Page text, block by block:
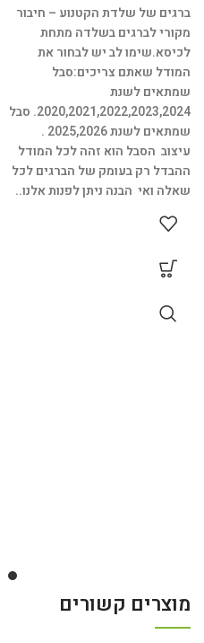
ברגים של שלדת הקטנוע – חיבור
מקורי לברגים בשלדה מתחת
לכיסא.שימו לב יש לבחור את
המודל שאתם צריכים:סבל
שמתאים לשנת
2020,2021,2022,2023,2024. סבל
שמתאים לשנת 2025,2026 .
עיצוב הסבל הוא זהה לכל המודל
ההבדל רק בעומק של הברגים לכל
שאלה ואי הבנה ניתן לפנות אלנו..
מוצרים קשורים